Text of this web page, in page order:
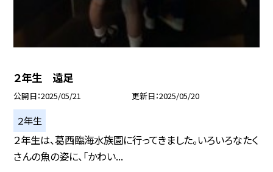
２年生 遠足
公開日 2025/05/21 更新日 2025/05/20
２年生
２年生は、葛西臨海水族園に行ってきました。いろいろなたく
さんの魚の姿に、「かわい...